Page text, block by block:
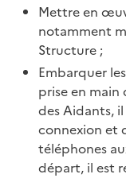
Mettre en
notamment
Structure ;
Embarquer
prise en main
des Aidants,
connexion et
téléphones
départ, il est